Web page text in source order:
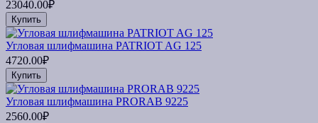
23040.00₽
Купить
Угловая шлифмашина PATRIOT AG 125
4720.00₽
Купить
Угловая шлифмашина PRORAB 9225
2560.00₽